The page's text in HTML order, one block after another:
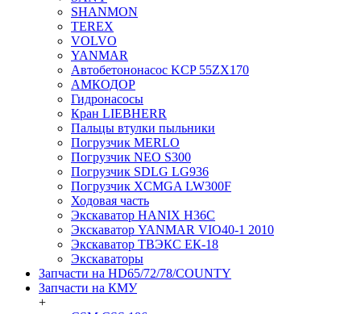
SHANMON
TEREX
VOLVO
YANMAR
Автобетононасос KCP 55ZX170
АМКОДОР
Гидронасосы
Кран LIEBHERR
Пальцы втулки пыльники
Погрузчик MERLO
Погрузчик NEO S300
Погрузчик SDLG LG936
Погрузчик XCMGA LW300F
Ходовая часть
Экскаватор HANIX H36C
Экскаватор YANMAR VIO40-1 2010
Экскаватор ТВЭКС ЕК-18
Экскаваторы
Запчасти на HD65/72/78/COUNTY
Запчасти на КМУ
+